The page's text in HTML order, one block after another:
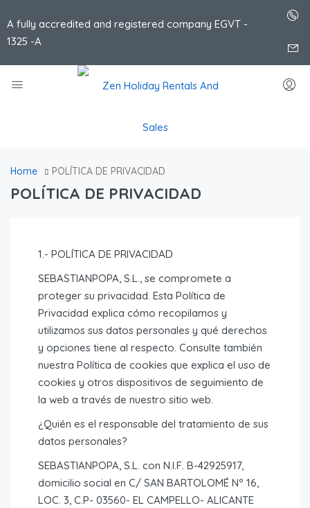
A fully accredited and registered company EGVT -
1325 -A
Home POLÍTICA DE PRIVACIDAD
POLÍTICA DE PRIVACIDAD
1.- POLÍTICA DE PRIVACIDAD
SEBASTIANPOPA, S.L., se compromete a
proteger su privacidad. Esta Política de
Privacidad explica cómo recopilamos y
utilizamos sus datos personales y qué derechos
y opciones tiene al respecto. Consulte también
nuestra Política de cookies que explica el uso de
cookies y otros dispositivos de seguimiento de
la web a través de nuestro sitio web.
¿Quién es el responsable del tratamiento de sus
datos personales?
SEBASTIANPOPA, S.L. con N.I.F. B-42925917,
domicilio social en C/ SAN BARTOLOMÉ Nº 16,
LOC. 3, C.P- 03560- EL CAMPELLO- ALICANTE